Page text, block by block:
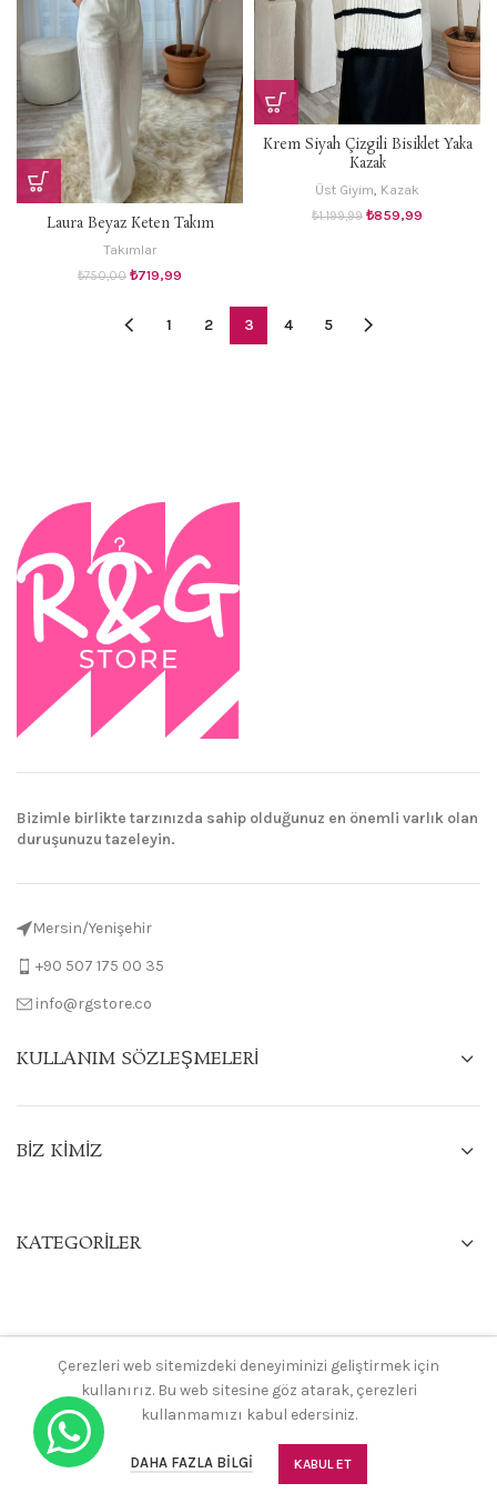
Krem Siyah Çizgili Bisiklet Yaka
Kazak
Üst Giyim Kazak
₺1.199,99 Orijinal
₺859,99
Laura Beyaz Keten Takım
Takımlar
₺750,00 Orijinal
₺719,99
₺719,99.
1 2 3 4 5
Bizimle birlikte tarzınızda sahip olduğunuz en önemli varlık olan
duruşunuzu tazeleyin.
Mersin/Yenişehir
+90 507 175 00 35
info@rgstore.co
KULLANIM SÖZLEŞMELERI
BIZ KIMIZ
KATEGORILER
RGSTORE TÜM HAKLARI SAKLIDIR. YCWEBTASARİM
Çerezleri web sitemizdeki deneyiminizi geliştirmek için
kullanırız. Bu web sitesine göz atarak, çerezleri
kullanmamızı kabul edersiniz.
DAHA FAZLA BILGI KABUL ET
Favori Listesi Sepet